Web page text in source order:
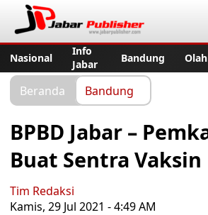
Nasional
Info
Jabar
Bandung
Beranda Bandung
BPBD Jabar –
Buat Sentra Vaksin
Tim Redaksi
Kamis, 29 Jul 2021 - 4:49 AM